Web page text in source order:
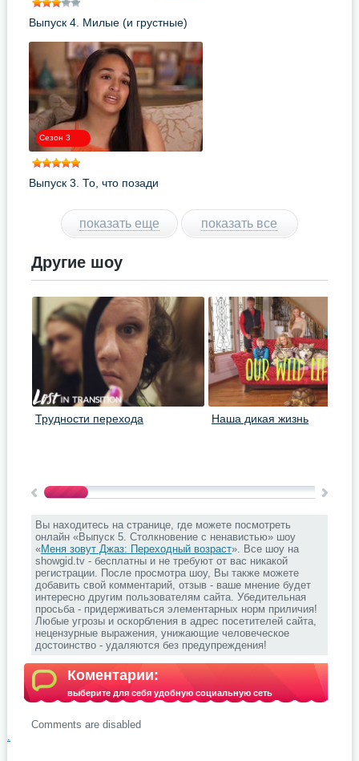
Выпуск 4. Милые (и грустные)
Сезон 3
Выпуск 3. То, что позади
показать еще показать все
Другие шоу
Трудности перехода Наша дикая жизнь
Вы находитесь на странице, где можете посмотреть
онлайн «Выпуск 5. Столкновение с ненавистью» шоу
«Меня зовут Джаз: Переходный возраст». Все шоу на
showgid.tv - бесплатны и не требуют от вас никакой
регистрации. После просмотра шоу, Вы также можете
добавить свой комментарий, отзыв - ваше мнение будет
интересно другим пользователям сайта. Убедительная
просьба - придерживаться элементарных норм приличия!
Любые угрозы и оскорбления в адрес посетителей сайта,
нецензурные выражения, унижающие человеческое
достоинство - удаляются без предупреждения!
Коментарии:
выберите для себя удобную социальную сеть
Comments are disabled
.